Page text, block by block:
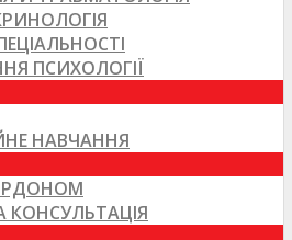
ПСИХОЛОГІЇ
НАВЧАННЯ